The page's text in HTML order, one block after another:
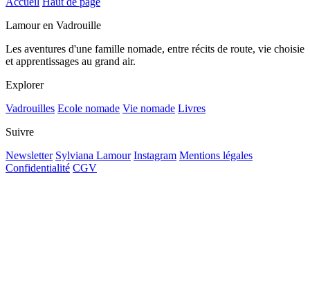
Lamour en Vadrouille
Les aventures d'une famille nomade, entre récits de route, vie choisie
et apprentissages au grand air.
Explorer
Vadrouilles Ecole nomade Vie nomade Livres
Suivre
Newsletter Sylviana Lamour Instagram Mentions légales
Confidentialité CGV